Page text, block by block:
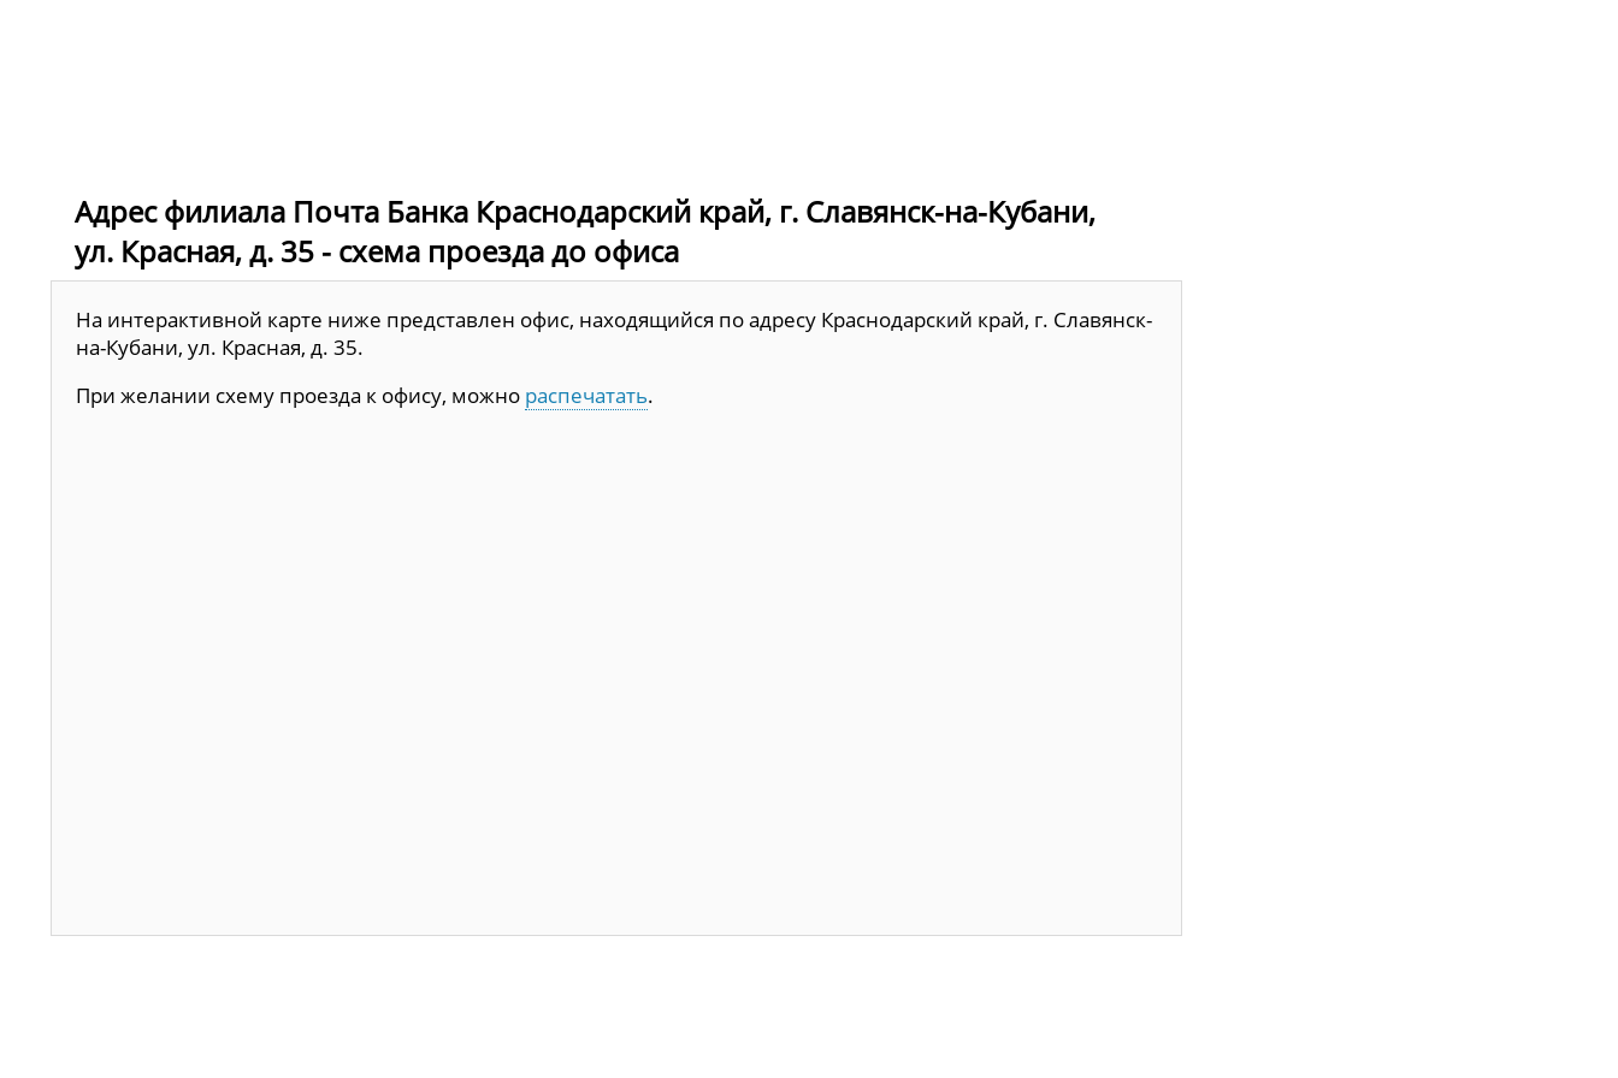
Адрес филиала Почта Банка Краснодарский край, г. Славянск-на-Кубани,
ул. Красная, д. 35 - схема проезда до офиса
На интерактивной карте ниже представлен офис, находящийся по адресу Краснодарский край, г. Славянск-
на-Кубани, ул. Красная, д. 35.
При желании схему проезда к офису, можно распечатать.